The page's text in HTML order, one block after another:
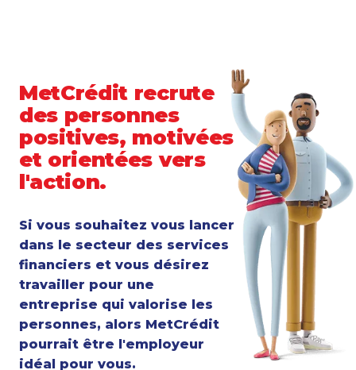
MetCrédit recrute
des personnes
positives, motivées
et orientées vers
l'action.
Si vous souhaitez vous lancer
dans le secteur des services
financiers et vous désirez
travailler pour une
entreprise qui valorise les
personnes, alors MetCrédit
pourrait être l'employeur
idéal pour vous.